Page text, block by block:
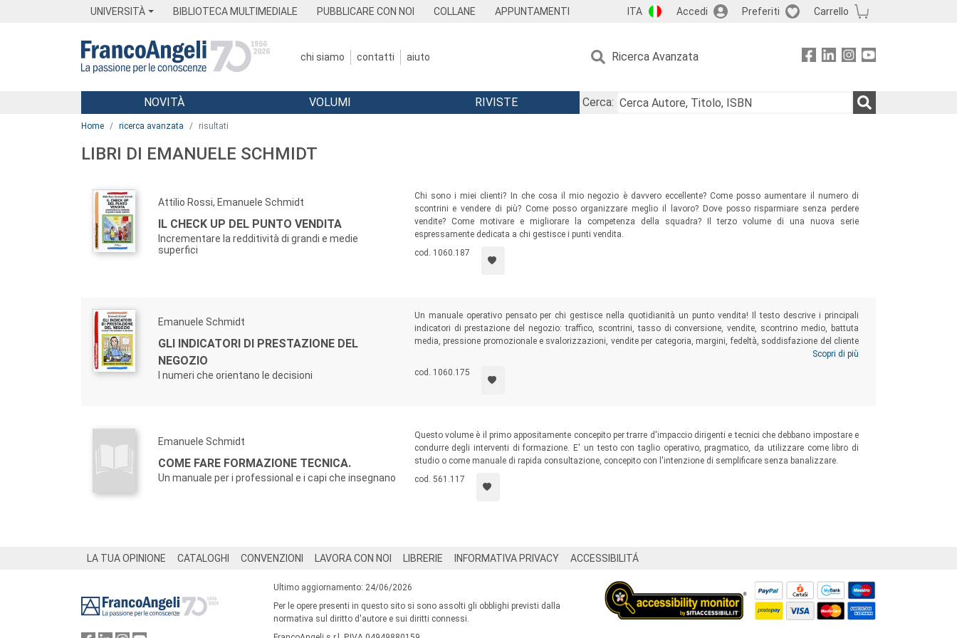
UNIVERSITÀ BIBLIOTECA MULTIMEDIALE PUBBLICARE CON NOI COLLANE APPUNTAMENTI ITA Accedi Preferiti Carrello
chi siamo contatti aiuto Ricerca Avanzata
Menu
NOVITÀ VOLUMI RIVISTE
Cerca:
Home ricerca avanzata risultati
LIBRI DI EMANUELE SCHMIDT
Attilio Rossi, Emanuele Schmidt
IL CHECK UP DEL PUNTO VENDITA
Incrementare la redditività di grandi e medie
superfici
Chi sono i miei clienti? In che cosa il mio negozio è davvero eccellente? Come posso aumentare il numero di
scontrini e vendere di più? Come posso organizzare meglio il lavoro? Dove posso risparmiare senza perdere
vendite? Come motivare e migliorare la competenza della squadra? Il terzo volume di una nuova serie
espressamente dedicata a chi gestisce i punti vendita.
cod. 1060.187
Emanuele Schmidt
GLI INDICATORI DI PRESTAZIONE DEL
NEGOZIO
I numeri che orientano le decisioni
Un manuale operativo pensato per chi gestisce nella quotidianità un punto vendita! Il testo descrive i principali
indicatori di prestazione del negozio: traffico, scontrini, tasso di conversione, vendite, scontrino medio, battuta
media, pressione promozionale e svalorizzazioni, vendite per categoria, margini, fedeltà, soddisfazione del cliente
e cliente misterioso, rotazione e copertura dello stock... Un volume fondamentale per imparare a leggere gli
indicatori, migliorando i propri risultati di vendita.
Scopri di più
cod. 1060.175
Emanuele Schmidt
COME FARE FORMAZIONE TECNICA.
Un manuale per i professional e i capi che insegnano
Questo volume è il primo appositamente concepito per trarre d'impaccio dirigenti e tecnici che debbano impostare e
condurre degli interventi di formazione. E' un testo con taglio operativo, pragmatico, da utilizzare come libro di
studio o come manuale di rapida consultazione, concepito con l'intenzione di semplificare senza banalizzare.
cod. 561.117
LA TUA OPINIONE CATALOGHI CONVENZIONI LAVORA CON NOI LIBRERIE INFORMATIVA PRIVACY ACCESSIBILITÁ
Ultimo aggiornamento: 24/06/2026
Per le opere presenti in questo sito si sono assolti gli obblighi previsti dalla
normativa sul diritto d'autore e sui diritti connessi.